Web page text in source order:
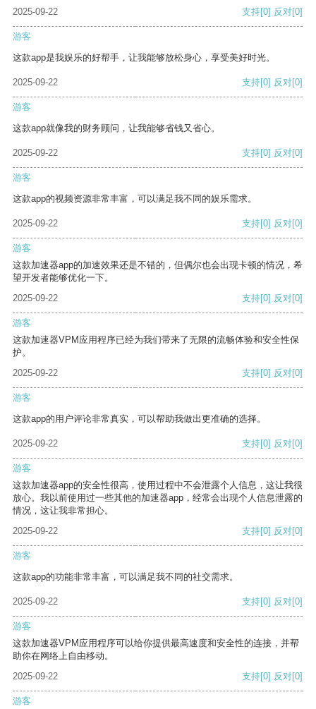
2025-09-22 支持[0] 反对[0]
游客
这款app是我娱乐的好帮手，让我能够放松身心，享受美好时光。
2025-09-22 支持[0] 反对[0]
游客
这款app就像我的财务顾问，让我能够省钱又省心。
2025-09-22 支持[0] 反对[0]
游客
这款app的视频资源非常丰富，可以满足我不同的娱乐需求。
2025-09-22 支持[0] 反对[0]
游客
这款加速器app的加速效果还是不错的，但偶尔也会出现卡顿的情况，希
望开发者能够优化一下。
2025-09-22
支持[0] 反对[0]
游客
这款加速器VPM应用程序已经为我们带来了无限的流畅体验和安全性保
护。
2025-09-22
支持[0] 反对[0]
游客
这款app的用户评论非常真实，可以帮助我做出更准确的选择。
2025-09-22 支持[0] 反对[0]
游客
这款加速器app的安全性很高，使用过程中不会泄露个人信息，这让我很
放心。我以前使用过一些其他的加速器app，经常会出现个人信息泄露的
情况，这让我非常担心。
2025-09-22
支持[0] 反对[0]
游客
这款app的功能非常丰富，可以满足我不同的社交需求。
2025-09-22 支持[0] 反对[0]
游客
这款加速器VPM应用程序可以给你提供最高速度和安全性的连接，并帮
助你在网络上自由移动。
2025-09-22
支持[0] 反对[0]
游客